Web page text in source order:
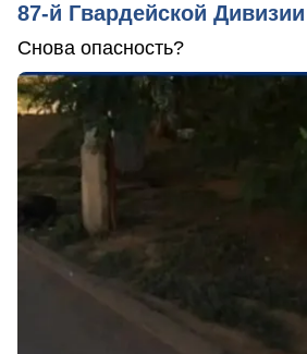
87-й Гвардейской Дивизии
Снова опасность?